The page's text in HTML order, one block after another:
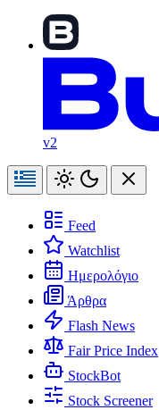
v2
Feed
Watchlist
Ημερολόγιο
Άρθρα
Flash News
Fair Price Index
StockBot
Stock Screener